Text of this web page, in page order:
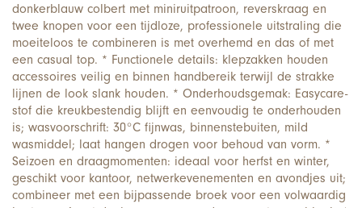
donkerblauw colbert met miniruitpatroon, reverskraag en
twee knopen voor een tijdloze, professionele uitstraling die
moeiteloos te combineren is met overhemd en das of met
een casual top. * Functionele details: klepzakken houden
accessoires veilig en binnen handbereik terwijl de strakke
lijnen de look slank houden. * Onderhoudsgemak: Easycare-
stof die kreukbestendig blijft en eenvoudig te onderhouden
is; wasvoorschrift: 30°C fijnwas, binnenstebuiten, mild
wasmiddel; laat hangen drogen voor behoud van vorm. *
Seizoen en draagmomenten: ideaal voor herfst en winter,
geschikt voor kantoor, netwerkevenementen en avondjes uit;
combineer met een bijpassende broek voor een volwaardig